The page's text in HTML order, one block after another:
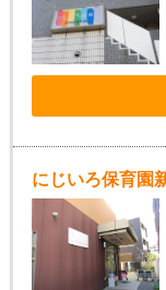
にじいろ保育園